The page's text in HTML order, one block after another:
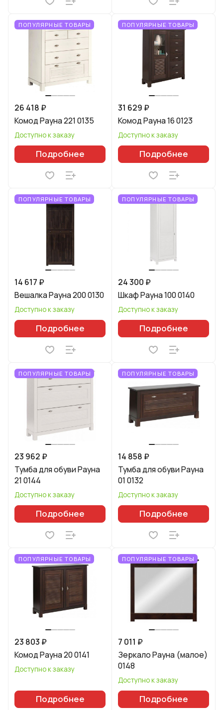
ПОПУЛЯРНЫЕ ТОВАРЫ
26 418 ₽
Комод Рауна 221 0135
Доступно к заказу
Подробнее
ПОПУЛЯРНЫЕ ТОВАРЫ
31 629 ₽
Комод Рауна 16 0123
Доступно к заказу
Подробнее
ПОПУЛЯРНЫЕ ТОВАРЫ
14 617 ₽
Вешалка Рауна 200 0130
Доступно к заказу
Подробнее
ПОПУЛЯРНЫЕ ТОВАРЫ
24 300 ₽
Шкаф Рауна 100 0140
Доступно к заказу
Подробнее
ПОПУЛЯРНЫЕ ТОВАРЫ
23 962 ₽
Тумба для обуви Рауна
21 0144
Доступно к заказу
Подробнее
ПОПУЛЯРНЫЕ ТОВАРЫ
14 858 ₽
Тумба для обуви Рауна
01 0132
Доступно к заказу
Подробнее
ПОПУЛЯРНЫЕ ТОВАРЫ
23 803 ₽
Комод Рауна 20 0141
Доступно к заказу
Подробнее
ПОПУЛЯРНЫЕ ТОВАРЫ
7 011 ₽
Зеркало Рауна (малое)
0148
Доступно к заказу
Подробнее